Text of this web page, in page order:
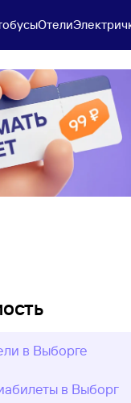
Отели
в Выборге
в Выборг